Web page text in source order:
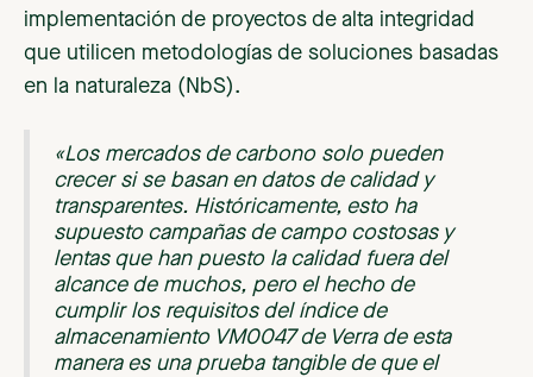
implementación de proyectos de alta integridad
que utilicen metodologías de soluciones basadas
en la naturaleza (NbS).
«Los mercados de carbono solo pueden
crecer si se basan en datos de calidad y
transparentes. Históricamente, esto ha
supuesto campañas de campo costosas y
lentas que han puesto la calidad fuera del
alcance de muchos, pero el hecho de
cumplir los requisitos del índice de
almacenamiento VM0047 de Verra de esta
manera es una prueba tangible de que el